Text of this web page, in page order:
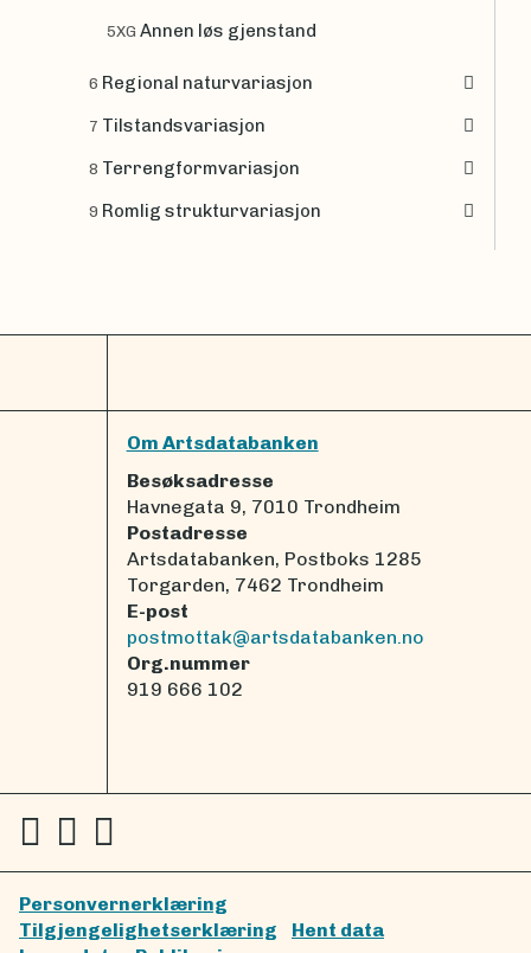
5XG Annen løs gjenstand
6 Regional naturvariasjon
7 Tilstandsvariasjon
8 Terrengformvariasjon
9 Romlig strukturvariasjon
Om Artsdatabanken
Besøksadresse
Havnegata 9, 7010 Trondheim
Postadresse
Artsdatabanken, Postboks 1285
Torgarden, 7462 Trondheim
E-post
postmottak@artsdatabanken.no
Org.nummer
919 666 102
Personvernerklæring
Tilgjengelighetserklæring
Hent data